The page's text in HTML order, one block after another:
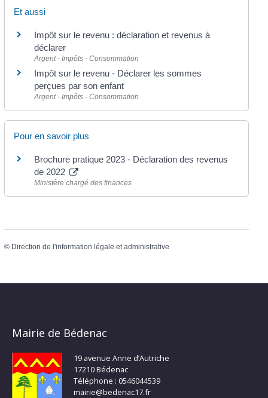
Et aussi
Impôt sur le revenu : déclaration et revenus à
déclarer
Argent - Impôts - Consommation
Impôt sur le revenu - Déclarer les sommes
perçues par son enfant
Argent - Impôts - Consommation
Pour en savoir plus
Brochure pratique 2023 - Déclaration des revenus
de 2022
Ministère chargé des finances
© Direction de l'information légale et administrative
Mairie de Bédenac
19 avenue Anne d’Autriche
17210 Bédenac
Téléphone : 0546044539
mairie@bedenac17.fr